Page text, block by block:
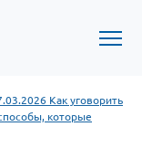
Как уговорить
которые